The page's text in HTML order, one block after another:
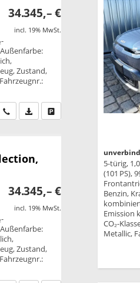
34.345,– €
incl. 19% MwSt.
Zustand,
Wir rufen Sie anPDF-Datei, Fahrzeugexposé
Drucken, parken oder
34.345,– €
incl. 19% MwSt.
Zustand,
5-türig,
(101 PS),
Benzin,
Emission
CO₂-
Metallic,